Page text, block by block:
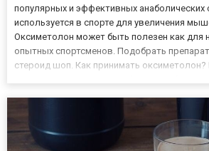
популярных и эффективных
используется в спорте для увеличения
Оксиметолон может быть полезен как для
опытных спортсменов. Подобрать
стероид шоп. Как принимать